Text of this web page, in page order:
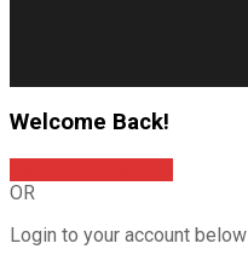
Welcome Back!
OR
Login to your account below